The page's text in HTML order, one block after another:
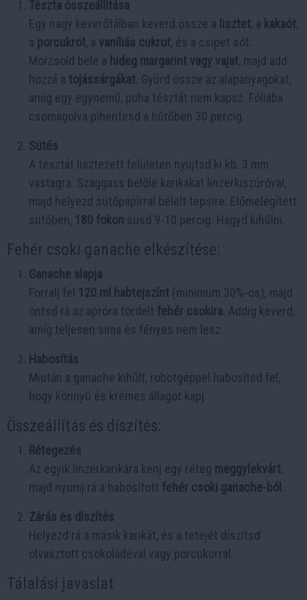
Tészta összeállítása
Egy nagy keverőtálban keverd össze a
lisztet, a kakaót,
a porcukrot, a vaníliás cukrot, és a csipet sót.
Morzsold bele a hideg margarint vagy vajat, majd add
hozzá a tojássárgákat . Gyúrd össze az alapanyagokat,
amíg egy egynemű, puha tésztát nem kapsz. Fóliába
csomagolva pihentesd a hűtőben 30 percig.
Sütés
A tésztát lisztezett felületen nyújtsd ki kb. 3 mm
vastagra. Szaggass belőle karikákat linzerkiszúróval,
majd helyezd sütőpapírral bélelt tepsire. Előmelegített
sütőben, 180 fokon süsd 9-10 percig. Hagyd kihűlni.
Fehér csoki ganache elkészítése:
Ganache alapja
Forralj fel 120 ml habtejszínt (minimum 30%-os), majd
öntsd rá az apróra tördelt fehér csokira . Addig keverd,
amíg teljesen sima és fényes nem lesz.
Habosítás
Miután a ganache kihűlt, robotgéppel habosítsd fel,
hogy könnyű és krémes állagot kapj.
Összeállítás és díszítés:
Rétegezés
Az egyik linzerkarikára kenj egy réteg meggylekvárt,
majd nyomj rá a habosított fehér csoki ganache-ból
Zárás és díszítés
Helyezd rá a másik karikát, és a tetejét díszítsd
olvasztott csokoládéval vagy porcukorral.
Tálalási javaslat